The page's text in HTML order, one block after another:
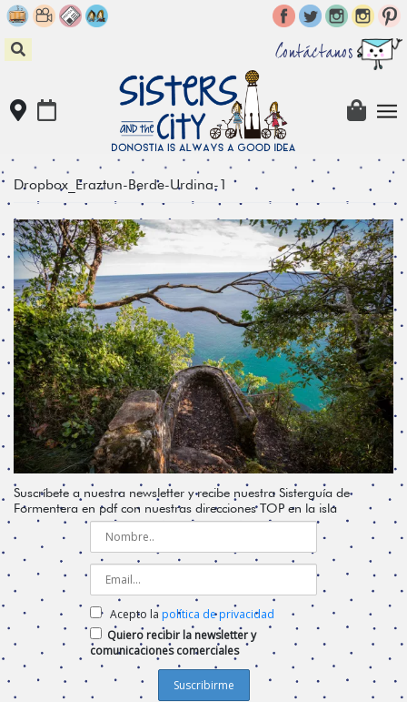
Skip
to
content
Contáctanos
Dropbox_Eraztun-Berde-Urdina-1
Suscríbete a nuestra newsletter y recibe nuestra Sisterguía de
Formentera en pdf con nuestras direcciones TOP en la isla
Acepto la política de privacidad
Quiero recibir la newsletter y
comunicaciones comerciales